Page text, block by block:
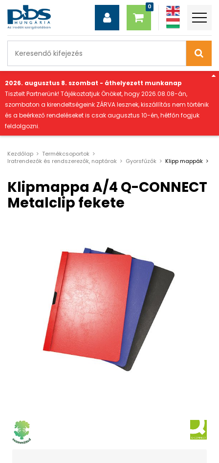
2026. augusztus 8. szombat - áthelyezett munkanap
Tisztelt Partnerünk! Tájékoztatjuk Önöket, hogy 2026.08.08-án,
szombaton a kirendeltségeink ZÁRVA lesznek, kiszállítás nem történik
és a beérkező rendeléseket is csak augusztus 10-én, hétfőn fogjuk
feldolgozni.
Kezdőlap
Termékcsoportok
Iratrendezők és rendszerezők, naptárak
Gyorsfűzők Klipp mappák
Klipmappa A/4 Q-CONNECT
Metalclip fekete